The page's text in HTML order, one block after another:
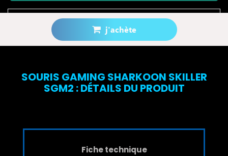
j'achète
Prévenez-moi lorsque le produit est disponible
SOURIS GAMING SHARKOON SKILLER
SGM2 : DÉTAILS DU PRODUIT
Fiche technique